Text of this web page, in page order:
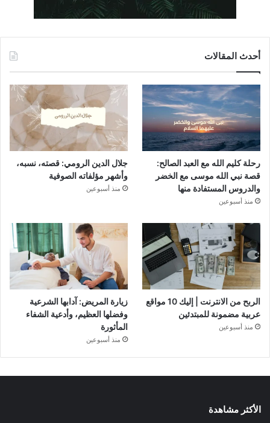
أحدث المقالات
رحلة كليم الله مع العبد الصالح:
قصة نبي الله موسى مع الخضر
والدروس المستفادة منها
منذ أسبوعين
جلال الدين الرومي: قصته، نسبه،
وأشهر مؤلفاته الصوفية
منذ أسبوعين
الربح من الانترنت | إليك 10 مواقع
عربية مضمونة للمبتدئين
منذ أسبوعين
زيارة المريض: آدابها الشرعية
وفضلها العظيم، وأدعية الشفاء
المأثورة
منذ أسبوعين
الأكثر مشاهدة